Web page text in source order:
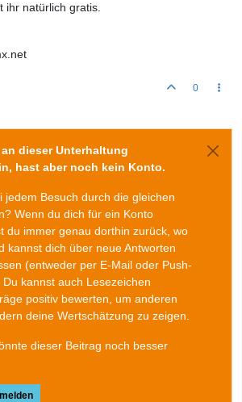
ihr natürlich gratis.
0
dieser Unterhaltung
hast aber noch kein Konto.
jedem Besuch durch die gleichen
Wenn du dich für ein Konto
du immer genau dorthin zurück, wo
kannst dich über neue Antworten
(entweder per E-Mail oder Push-
kannst auch Lesezeichen
positiv bewerten, um anderen
deine Wertschätzung zu zeigen.
dieser Beitrag noch besser